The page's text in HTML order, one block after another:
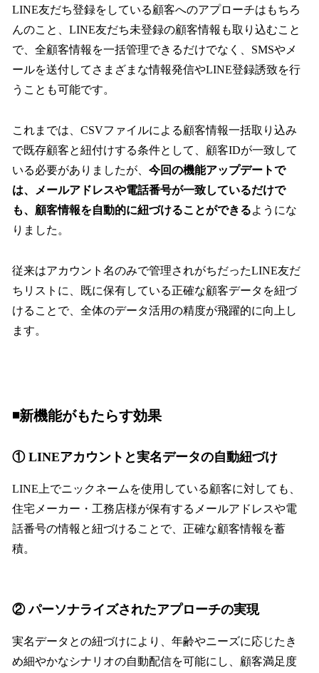
LINE友だち登録をしている顧客へのアプローチはもちろ
んのこと、LINE友だち未登録の顧客情報も取り込むこと
で、全顧客情報を一括管理できるだけでなく、SMSやメ
ールを送付してさまざまな情報発信やLINE登録誘致を行
うことも可能です。
これまでは、CSVファイルによる顧客情報一括取り込み
で既存顧客と紐付けする条件として、顧客IDが一致して
いる必要がありましたが、 今回の機能アップデートで
は、メールアドレスや電話番号が一致しているだけで
も、顧客情報を自動的に紐づけることができるようにな
りました。
従来はアカウント名のみで管理されがちだったLINE友だ
ちリストに、既に保有している正確な顧客データを紐づ
けることで、全体のデータ活用の精度が飛躍的に向上し
ます。
◾️新機能がもたらす効果
① LINEアカウントと実名データの自動紐づけ
LINE上でニックネームを使用している顧客に対しても、
住宅メーカー・工務店様が保有するメールアドレスや電
話番号の情報と紐づけることで、正確な顧客情報を蓄
積。
② パーソナライズされたアプローチの実現
実名データとの紐づけにより、年齢やニーズに応じたき
め細やかなシナリオの自動配信を可能にし、顧客満足度